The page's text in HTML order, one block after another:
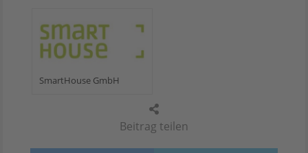
Beitrag teilen
SmartHouse GmbH